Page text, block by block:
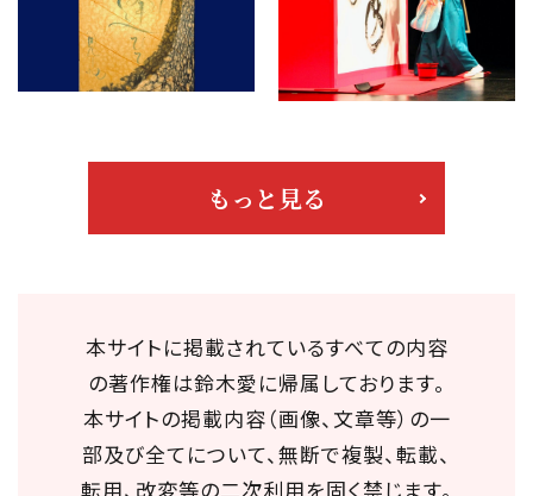
もっと見る
本サイトに掲載されているすべての内容
の著作権は鈴木愛に帰属しております。
本サイトの掲載内容（画像、文章等）の一
部及び全てについて、無断で複製、転載、
転用、改変等の二次利用を固く禁じます。